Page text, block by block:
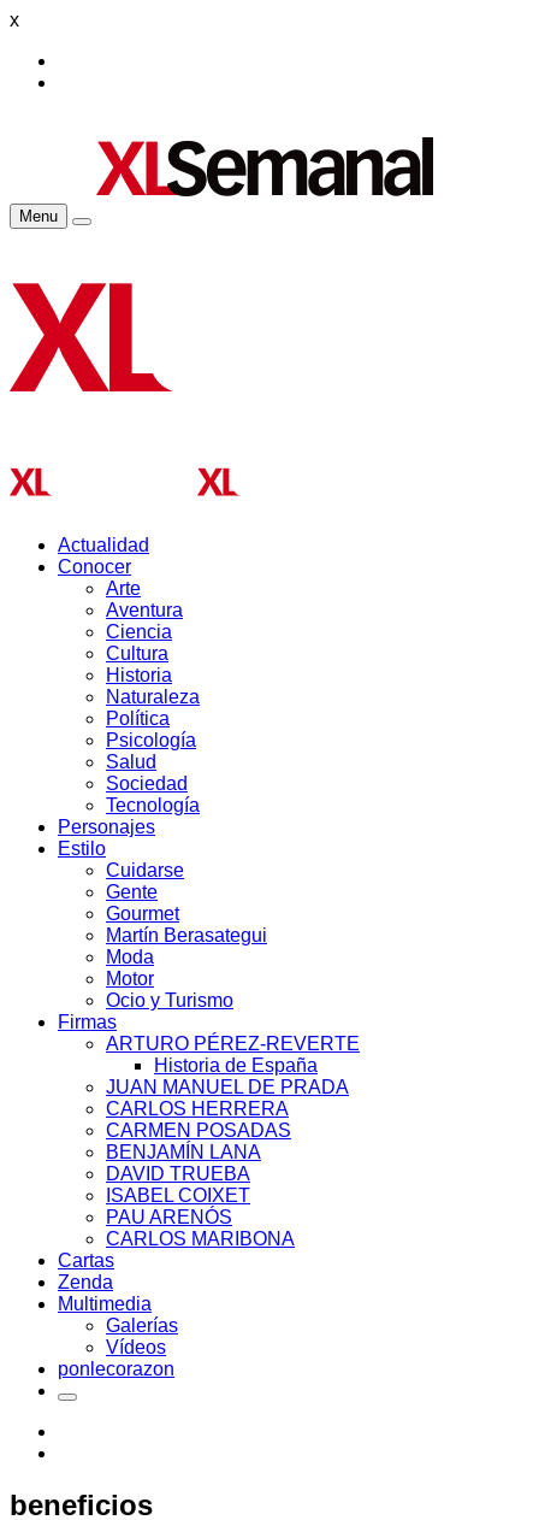
x
Menu
Actualidad
Conocer
Arte
Aventura
Ciencia
Cultura
Historia
Naturaleza
Política
Psicología
Salud
Sociedad
Tecnología
Personajes
Estilo
Cuidarse
Gente
Gourmet
Martín Berasategui
Moda
Motor
Ocio y Turismo
Firmas
ARTURO PÉREZ-REVERTE
Historia de España
JUAN MANUEL DE PRADA
CARLOS HERRERA
CARMEN POSADAS
BENJAMÍN LANA
DAVID TRUEBA
ISABEL COIXET
PAU ARENÓS
CARLOS MARIBONA
Cartas
Zenda
Multimedia
Galerías
Vídeos
ponlecorazon
beneficios